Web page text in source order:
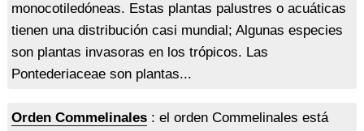
monocotiledóneas. Estas plantas palustres o acuáticas
tienen una distribución casi mundial; Algunas especies
son plantas invasoras en los trópicos. Las
Pontederiaceae son plantas...
Orden Commelinales: el orden Commelinales está